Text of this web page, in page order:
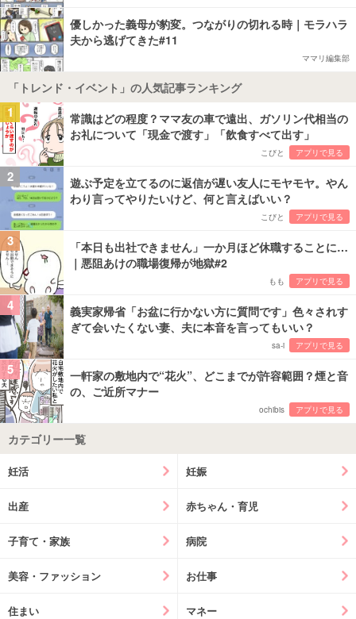
優しかった義母が豹変。つながりの切れる時｜モラハラ
夫から逃げてきた#11
ママリ編集部
「トレンド・イベント」の人気記事ランキング
1
常識はどの程度？ママ友の車で遠出、ガソリン代相当の
お礼について「現金で渡す」「飲食すべて出す」
こびと アプリで見る
2
遊ぶ予定を立てるのに返信が遅い友人にモヤモヤ。やん
わり言ってやりたいけど、何と言えばいい？
こびと アプリで見る
3
「本日も出社できません」一か月ほど休職することに…
｜悪阻あけの職場復帰が地獄#2
もも アプリで見る
4
義実家帰省「お盆に行かない方に質問です」色々されす
ぎて会いたくない妻、夫に本音を言ってもいい？
sa-i アプリで見る
5
一軒家の敷地内で“花火”、どこまでが許容範囲？煙と音
の、ご近所マナー
ochibis アプリで見る
カテゴリー一覧
妊活 妊娠
出産 赤ちゃん・育児
子育て・家族 病院
美容・ファッション お仕事
住まい マネー